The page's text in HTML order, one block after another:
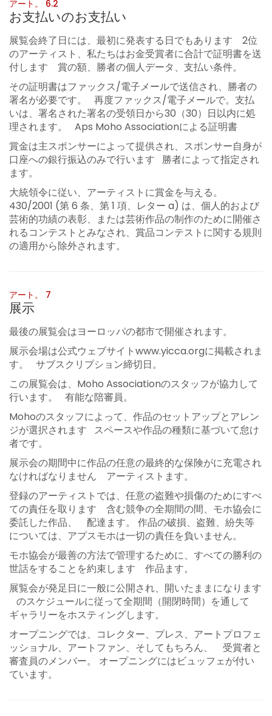
アート。 6.2
お支払いのお支払い
展覧会終了日には、最初に発表する日でもあります 2位
のアーティスト、私たちはお金受賞者に合計で証明書を送
付します 賞の額、勝者の個人データ、支払い条件。
その証明書はファックス/電子メールで送信され、勝者の
署名が必要です。 再度ファックス/電子メールで。支払
いは、署名された署名の受領日から30（30）日以内に処
理されます。 Aps Moho Associationによる証明書
賞金は主スポンサーによって提供され、スポンサー自身が
口座への銀行振込のみで行います 勝者によって指定され
ます。
大統領令に従い、アーティストに賞金を与える。
430/2001 (第 6 条、第 1 項、レター a) は、個人的および
芸術的功績の表彰、または芸術作品の制作のために開催さ
れるコンテストとみなされ、賞品コンテストに関する規則
の適用から除外されます。
アート。 7
展示
最後の展覧会はヨーロッパの都市で開催されます。
展示会場は公式ウェブサイトwww.yicca.orgに掲載されま
す。 サブスクリプション締切日。
この展覧会は、Moho Associationのスタッフが協力して
行います。 有能な陪審員。
Mohoのスタッフによって、作品のセットアップとアレン
ジが選択されます スペースや作品の種類に基づいて怠け
者です。
展示会の期間中に作品の任意の最終的な保険がに充電され
なければなりません アーティストます。
登録のアーティストでは、任意の盗難や損傷のためにすべ
ての責任を取ります 含む競争の全期間の間、モホ協会に
委託した作品、 配達ます。 作品の破損、盗難、紛失等
については、アプスモホは一切の責任を負いません。
モホ協会が最善の方法で管理するために、すべての勝利の
世話をすることを約束します 作品ます。
展覧会が発足日に一般に公開され、開いたままになります
のスケジュールに従って全期間（開閉時間）を通して
ギャラリーをホスティングします。
オープニングでは、コレクター、プレス、アートプロフェ
ッショナル、アートファン、そしてもちろん、 受賞者と
審査員のメンバー。 オープニングにはビュッフェが付い
ています。